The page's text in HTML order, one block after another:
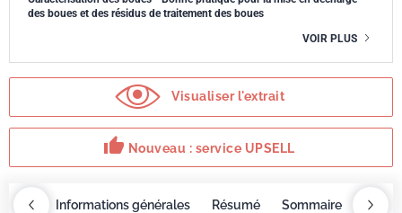
des boues et des résidus de traitement des boues
VOIR PLUS
Visualiser l'extrait
thumb_up Nouveau : service UPSELL
Informations générales Résumé Sommaire